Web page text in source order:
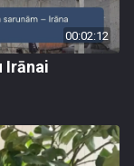
00:02:12
Irānai